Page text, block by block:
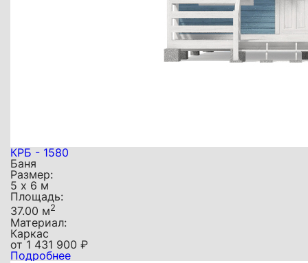
КРБ - 1580
Баня
Размер:
5 х 6 м
Площадь:
37.00 м2
Материал:
Каркас
от1 431 900 ₽
Подробнее